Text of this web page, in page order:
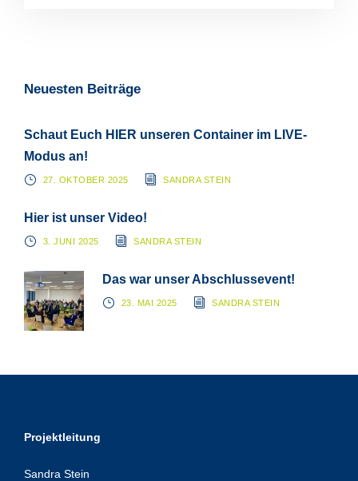
Neuesten Beiträge
Schaut Euch HIER unseren Container im LIVE-
Modus an!
27. OKTOBER 2025 SANDRA STEIN
Hier ist unser Video!
3. JUNI 2025 SANDRA STEIN
Das war unser Abschlussevent!
23. MAI 2025 SANDRA STEIN
Projektleitung
Sandra Stein